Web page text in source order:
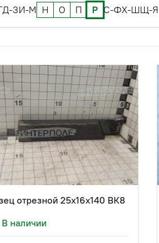
Д-ЗИ-М Н О П Р С-ФХ-ШЩ-Я
отрезной 25х16х140 ВК8
В наличии